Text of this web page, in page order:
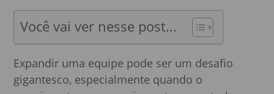
Você vai ver nesse post...
Expandir uma equipe pode ser um desafio
gigantesco, especialmente quando o